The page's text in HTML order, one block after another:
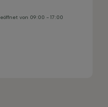
von 09:00 - 17:00